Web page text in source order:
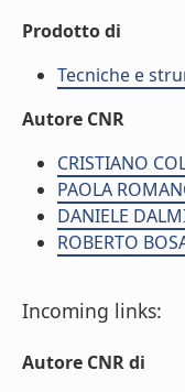
Prodotto di
Tecniche e
Autore CNR
CRISTIANO
PAOLA
DANIELE
ROBERTO
Incoming links:
Autore CNR di